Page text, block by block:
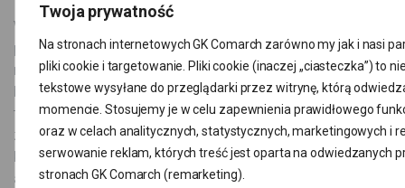
Twoja prywatność
Na stronach internetowych GK Comarch zarówno my jak i nasi
pliki cookie i targetowanie. Pliki cookie (inaczej „ciasteczka”) to
tekstowe wysyłane do przeglądarki przez witrynę, którą
momencie. Stosujemy je w celu zapewnienia prawidłowego
oraz w celach analitycznych, statystycznych, marketingowych i
serwowanie reklam, których treść jest oparta na odwiedzanych
stronach GK Comarch (remarketing).
W obliczu wszechobecnego zagrożenia ransomware,
proaktywne podejście do cyberbezpieczeństwa jest
niezbędne dla każdej firmy. Inwestycja w solidną strategię
backupu to nie tylko ochrona przed atakami hakerów, ale
także zabezpieczenie przed innymi nieprzewidzianymi
zdarzeniami, takimi jak awarie sprzętu, błędy ludzkie czy
katastrofy naturalne.Usługa Comarch IBARDoferuje
automatyzację i przechowywanie danych w chmurze, co